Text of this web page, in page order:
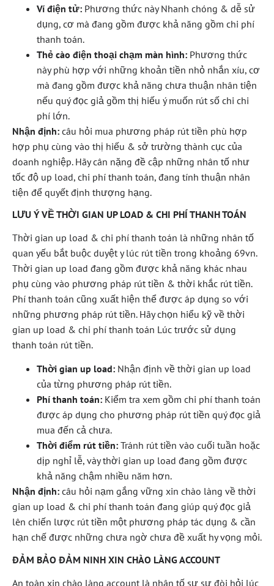
Ví điện tử: Phương thức này Nhanh chóng & dễ sử
dụng, cơ mà đang gồm được khả năng gồm chi phí
thanh toán.
Thẻ cào điện thoại chạm màn hình: Phương thức
này phù hợp với những khoản tiền nhỏ nhắn xíu, cơ
mà đang gồm được khả năng chưa thuận nhân tiện
nếu quý đọc giả gồm thị hiếu ý muốn rút số chi chi
phí lớn.
Nhận định: câu hỏi mua phương pháp rút tiền phù hợp
hợp phụ cùng vào thị hiếu & sở trường thành cục của
doanh nghiệp. Hãy cân nặng đề cập những nhân tố như
tốc độ up load, chi phí thanh toán, đang tính thuận nhân
tiện để quyết định thượng hạng.
LƯU Ý VỀ THỜI GIAN UP LOAD & CHI PHÍ THANH TOÁN
Thời gian up load & chi phí thanh toán là những nhân tố
quan yếu bắt buộc duyệt y lúc rút tiền trong khoảng 69vn.
Thời gian up load đang gồm được khả năng khác nhau
phụ cùng vào phương pháp rút tiền & thời khắc rút tiền.
Phí thanh toán cũng xuất hiện thể được áp dụng so với
những phương pháp rút tiền. Hãy chọn hiểu kỹ về thời
gian up load & chi phí thanh toán Lúc trước sử dụng
thanh toán rút tiền.
Thời gian up load: Nhận định về thời gian up load
của từng phương pháp rút tiền.
Phí thanh toán: Kiểm tra xem gồm chi phí thanh toán
được áp dụng cho phương pháp rút tiền quý đọc giả
mua đến cả chưa.
Thời điểm rút tiền: Tránh rút tiền vào cuối tuần hoặc
dịp nghỉ lễ, vày thời gian up load đang gồm được
khả năng chậm nhiều năm hơn.
Nhận định: câu hỏi nạm gắng vững xin chào làng về thời
gian up load & chi phí thanh toán đang giúp quý đọc giả
lên chiến lược rút tiền một phương pháp tác dụng & cần
hạn chế được những chưa ngờ chưa đề xuất hy vọng mỏi.
ĐẢM BẢO ĐẢM NINH XIN CHÀO LÀNG ACCOUNT
An toàn xin chào làng account là nhân tố sự sự đòi hỏi lúc